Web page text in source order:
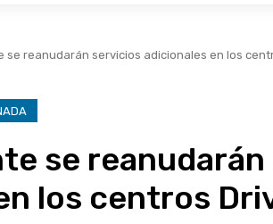
se reanudarán servicios adicionales en los
se
los centros